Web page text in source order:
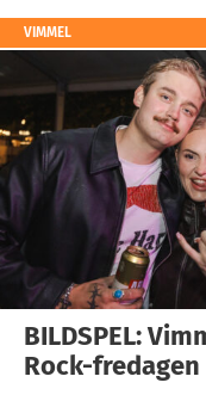
VIMMEL
BILDSPEL:
Rock-